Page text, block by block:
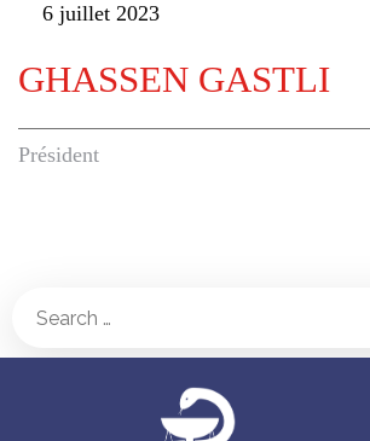
6 juillet 2023
GHASSEN GASTLI
Président